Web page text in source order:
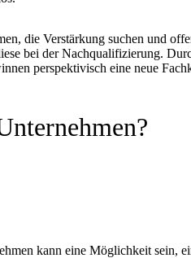
die Verstärkung suchen und
bei der Nachqualifizierung.
perspektivisch eine neue
kann eine Möglichkeit sein,